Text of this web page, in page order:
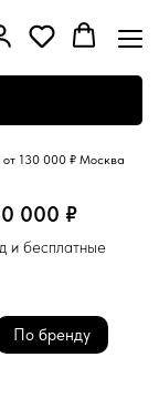
от 130 000 ₽ Москва
000 ₽
и бесплатные
По бренду